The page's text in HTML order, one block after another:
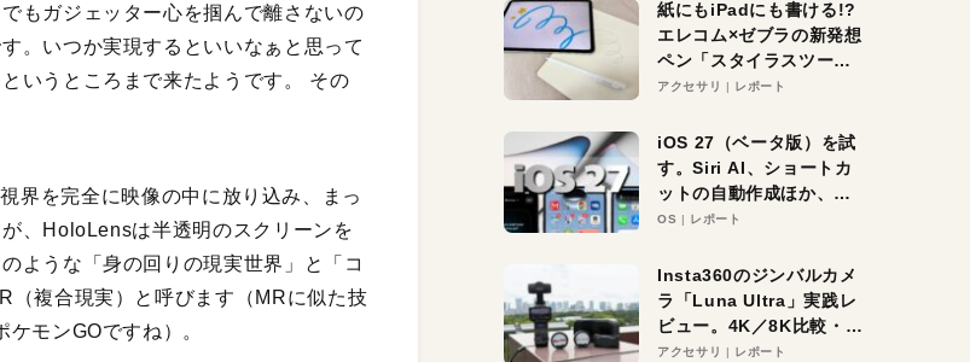
もガジェッター心を掴んで離さないの
。いつか実現するといいなぁと思って
いうところまで来たようです。 その
界を完全に映像の中に放り込み、まっ
、HoloLensは半透明のスクリーンを
ような「身の回りの現実世界」と「コ
（複合現実）と呼びます（MRに似た技
モンGOですね）。
紙にもiPadにも書ける!?
エレコム×ゼブラの新発想
ペン「スタイラスツーウ
ェイ」レビュー。持ち替
アクセサリ レポート
iOS 27（ベータ版）を試
す。Siri AI、ショートカ
ットの自動作成ほか、期
待大の便利機能5選。
る未来はすぐそこ！
OS レポート
Insta360のジンバルカメ
ラ「Luna Ultra」実践レ
ビュー。4K／8K比較・ズ
ーム・夜間撮影をチェッ
アクセサリ レポート